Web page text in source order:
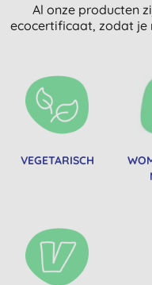
Al onze producten
ecocertificaat, zodat je
VEGETARISCH